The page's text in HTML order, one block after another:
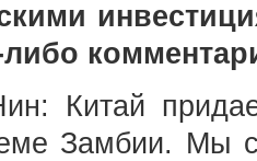
либо
Китай
Замбии. Мы